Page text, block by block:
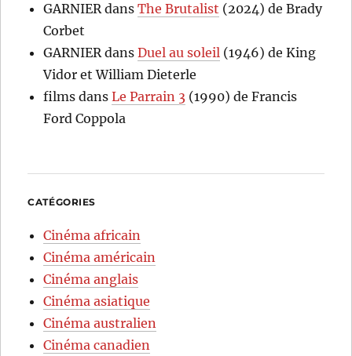
GARNIERdansThe Brutalist (2024) de Brady
Corbet
GARNIERdansDuel au soleil (1946) de King
Vidor et William Dieterle
films dansLe Parrain 3 (1990) de Francis
Ford Coppola
CATÉGORIES
Cinéma africain
Cinéma américain
Cinéma anglais
Cinéma asiatique
Cinéma australien
Cinéma canadien